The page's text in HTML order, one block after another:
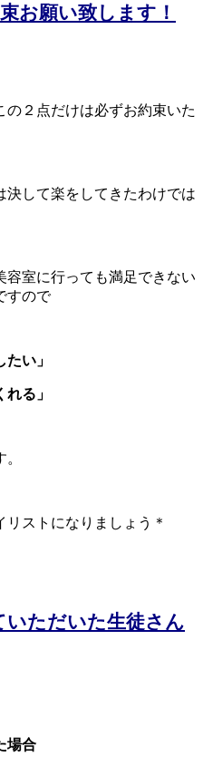
お願い致します！
２点だけは必ずお約束いた
して楽をしてきたわけでは
室に行っても満足できない
すので
い」
る」
ストになりましょう＊
いただいた生徒さん
場合